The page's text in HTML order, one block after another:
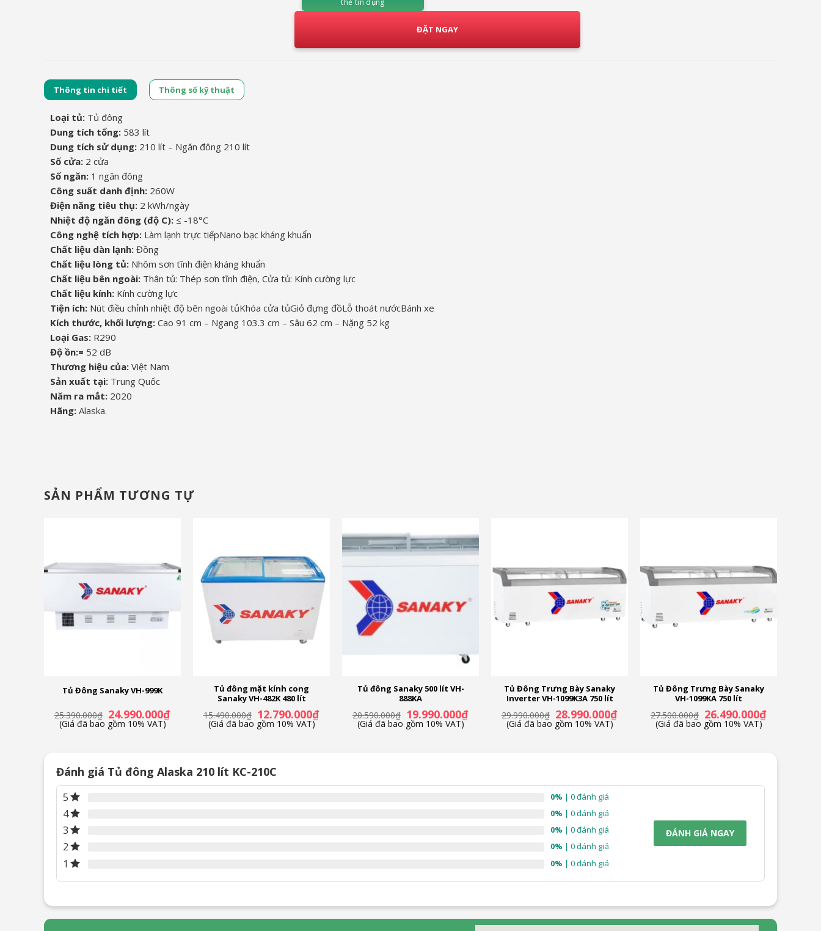
thẻ tín dụng
ĐẶT NGAY
Thông tin chi tiết Thông số kỹ thuật
Loại tủ: Tủ đông
Dung tích tổng: 583 lít
Dung tích sử dụng: 210 lít – Ngăn đông 210 lít
Số cửa: 2 cửa
Số ngăn: 1 ngăn đông
Công suất danh định: 260W
Điện năng tiêu thụ: 2 kWh/ngày
Nhiệt độ ngăn đông (độ C): ≤ -18°C
Công nghệ tích hợp: Làm lạnh trực tiếpNano bạc kháng khuẩn
Chất liệu dàn lạnh: Đồng
Chất liệu lòng tủ: Nhôm sơn tĩnh điện kháng khuẩn
Chất liệu bên ngoài: Thân tủ: Thép sơn tĩnh điện, Cửa tủ: Kính cường lực
Chất liệu kính: Kính cường lực
Tiện ích: Nút điều chỉnh nhiệt độ bên ngoài tủKhóa cửa tủGiỏ đựng đồLỗ thoát nướcBánh xe
Kích thước, khối lượng: Cao 91 cm – Ngang 103.3 cm – Sâu 62 cm – Nặng 52 kg
Loại Gas: R290
Độ ồn:= 52 dB
Thương hiệu của: Việt Nam
Sản xuất tại: Trung Quốc
Năm ra mắt: 2020
Hãng: Alaska.
SẢN PHẨM TƯƠNG TỰ
Tủ Đông Sanaky VH-999K
25.390.000₫ Giá
gốc
là:
24.990.000₫Giá
(Giá đã bao gồm 10% VAT)
và nhiều ưu đãi khác
Tủ đông mặt kính cong
Sanaky VH-482K 480 lít
15.490.000₫ Giá
gốc
là:
12.790.000₫Giá
(Giá đã bao gồm 10% VAT)
và nhiều ưu đãi khác
Tủ đông Sanaky 500 lít VH-
888KA
20.590.000₫ Giá
gốc
là:
19.990.000₫Giá
(Giá đã bao gồm 10% VAT)
và nhiều ưu đãi khác
Tủ Đông Trưng Bày Sanaky
Inverter VH-1099K3A 750 lít
29.990.000₫ Giá
gốc
là:
28.990.000₫Giá
(Giá đã bao gồm 10% VAT)
và nhiều ưu đãi khác
Tủ Đông Trưng Bày Sanaky
VH-1099KA 750 lít
27.500.000₫ Giá
gốc
là:
26.490.000₫Giá
(Giá đã bao gồm 10% VAT)
và nhiều ưu đãi khác
Đánh giá Tủ đông Alaska 210 lít KC-210C
5 0% | 0 đánh giá
4 0% | 0 đánh giá
3 0% | 0 đánh giá
2 0% | 0 đánh giá
1 0% | 0 đánh giá
ĐÁNH GIÁ NGAY